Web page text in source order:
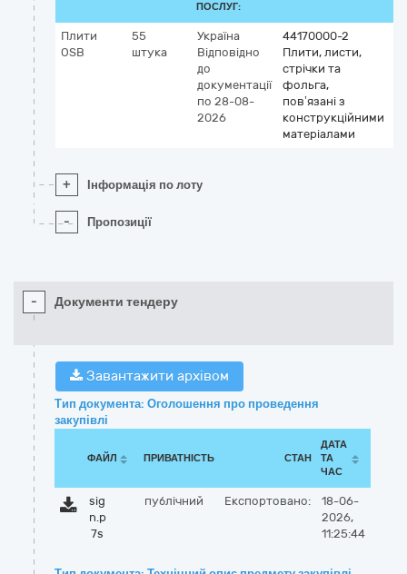
ПОСЛУГ:
Плити
OSB
55
штука
Україна
Відповідно
до
документації
по 28-08-
2026
44170000-2
Плити, листи,
стрічки та
фольга,
пов’язані з
конструкційними
матеріалами
+ Інформація по лоту
- Пропозиції
- Документи тендеру
Завантажити архівом
Тип документа: Оголошення про проведення
закупівлі
ФАЙЛ ПРИВАТНІСТЬ СТАН
ДАТА
ТА
ЧАС
sig
n.p
7s
публічний Експортовано:
18-06-
2026,
11:25:44